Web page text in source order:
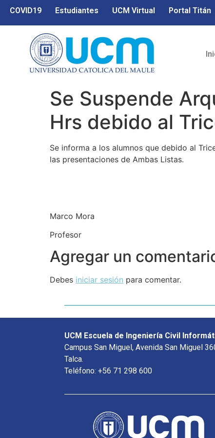
COVID19 Estudiantes UCM Virtual Portal Titán
Se Suspende
Hrs debido al
Se informa a los alumnos que debido al
las presentaciones de Ambas Listas.
Marco Mora
Profesor
Agregar un
Debes iniciar sesión para comentar.
UCM Escuela de Ingeniería Civil
Campus San Miguel, Avenida San Miguel
Talca.
Teléfono: +56 71 298 600